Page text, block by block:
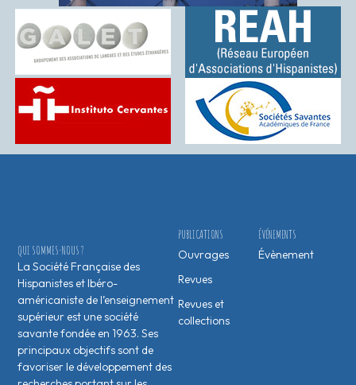
ÉVÉNEMENTS
Évènement
PUBLICATIONS
Ouvrages
Revues
Revues et
collections
QUI SOMMES-NOUS ?
La Société Française des
Hispanistes et Ibéro-
américaniste de l’enseignement
supérieur est une société
savante fondée en 1963. Ses
principaux objectifs sont de
favoriser le développement des